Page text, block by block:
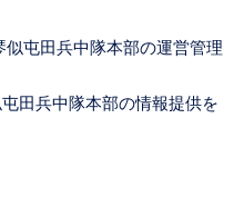
屯田兵中隊本部の運営管理
田兵中隊本部の情報提供を